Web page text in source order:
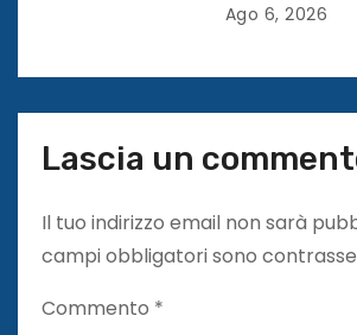
Ago 6, 2026
Lascia un
Il tuo indirizzo email non sarà
campi obbligatori sono
Commento *